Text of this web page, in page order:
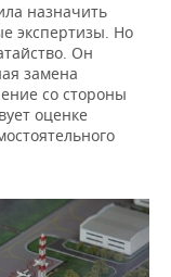
назначить
экспертизы. Но
Он
замена
со стороны
оценке